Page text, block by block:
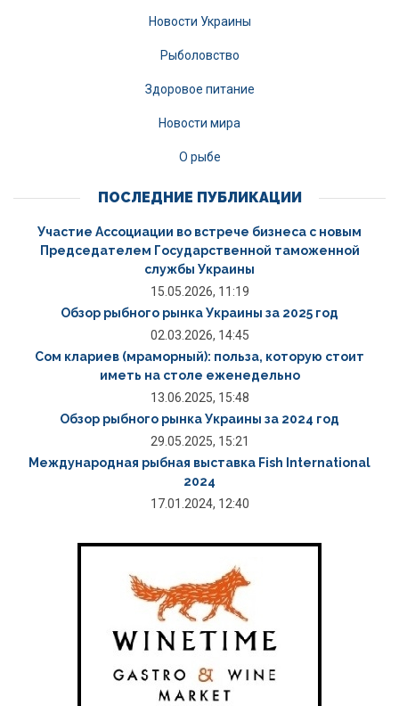
Новости Украины
Рыболовство
Здоровое питание
Новости мира
О рыбе
ПОСЛЕДНИЕ ПУБЛИКАЦИИ
Участие Ассоциации во встрече бизнеса с новым
Председателем Государственной таможенной
службы Украины
15.05.2026, 11:19
Обзор рыбного рынка Украины за 2025 год
02.03.2026, 14:45
Сом клариев (мраморный): польза, которую стоит
иметь на столе еженедельно
13.06.2025, 15:48
Обзор рыбного рынка Украины за 2024 год
29.05.2025, 15:21
Международная рыбная выставка Fish International
2024
17.01.2024, 12:40